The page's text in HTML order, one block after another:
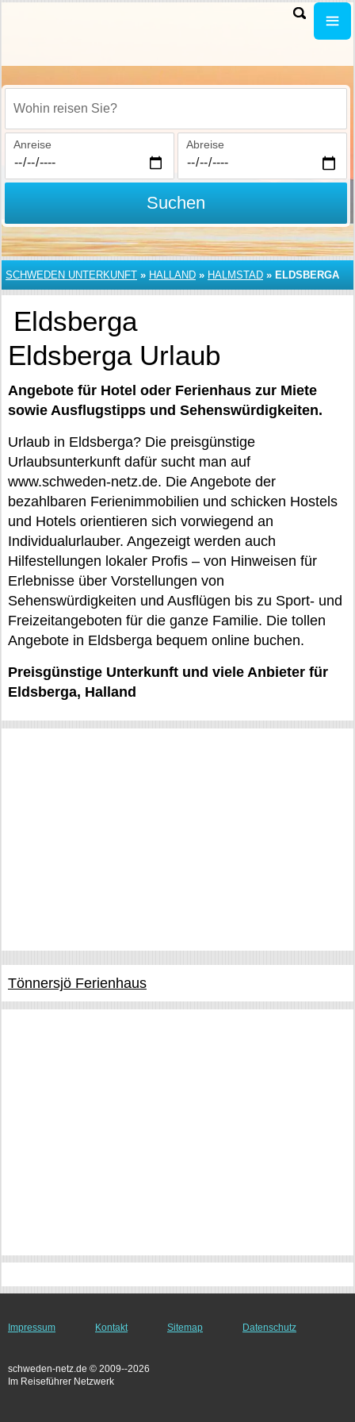
Wohin reisen Sie?
Anreise Abreise
Suchen
SCHWEDEN UNTERKUNFT » HALLAND » HALMSTAD » ELDSBERGA
Eldsberga
Eldsberga Urlaub
Angebote für Hotel oder Ferienhaus zur Miete
sowie Ausflugstipps und Sehenswürdigkeiten.
Urlaub in Eldsberga? Die preisgünstige
Urlaubsunterkunft dafür sucht man auf
www.schweden-netz.de. Die Angebote der
bezahlbaren Ferienimmobilien und schicken Hostels
und Hotels orientieren sich vorwiegend an
Individualurlauber. Angezeigt werden auch
Hilfestellungen lokaler Profis – von Hinweisen für
Erlebnisse über Vorstellungen von
Sehenswürdigkeiten und Ausflügen bis zu Sport- und
Freizeitangeboten für die ganze Familie. Die tollen
Angebote in Eldsberga bequem online buchen.
Preisgünstige Unterkunft und viele Anbieter für
Eldsberga, Halland
Tönnersjö Ferienhaus
Impressum Kontakt Sitemap Datenschutz
schweden-netz.de © 2009--2026
Im Reiseführer Netzwerk